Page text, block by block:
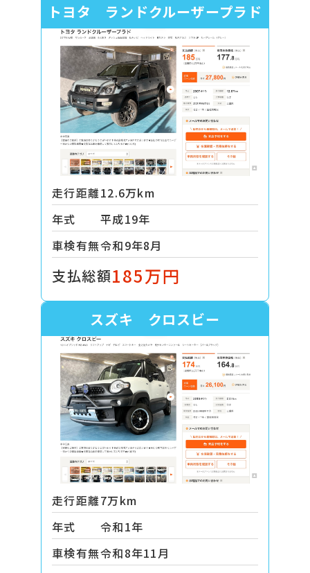
トヨタ ランドクルーザープラド
走行距離12.6万km
年式
平成19年
車検有無令和9年8月
支払総額185万円
スズキ クロスビー
走行距離7万km
年式
令和1年
車検有無令和8年11月